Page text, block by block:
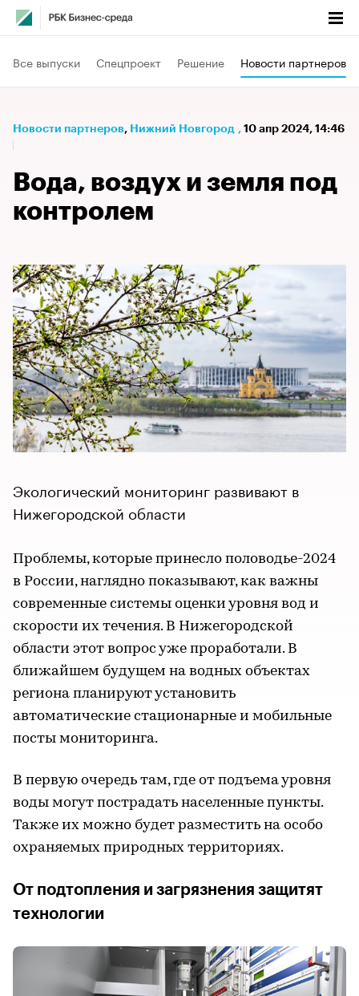
Все выпуски Спецпроект Решение Новости партнеров
Новости партнеров⁠, Нижний Новгород , 10 апр 2024, 14:46
Вода, воздух и земля под
контролем
Экологический мониторинг развивают в
Нижегородской области
Проблемы, которые принесло половодье-2024
в России, наглядно показывают, как важны
современные системы оценки уровня вод и
скорости их течения. В Нижегородской
области этот вопрос уже проработали. В
ближайшем будущем на водных объектах
региона планируют установить
автоматические стационарные и мобильные
посты мониторинга.
В первую очередь там, где от подъема уровня
воды могут пострадать населенные пункты.
Также их можно будет разместить на особо
охраняемых природных территориях.
От подтопления и загрязнения защитят
технологии